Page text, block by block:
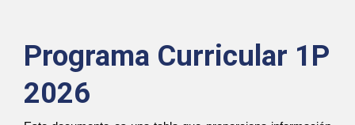
Programa Curricular 1P
2026